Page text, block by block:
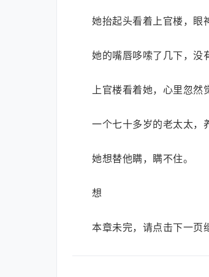
她抬起头看着上官楼，眼
她的嘴唇哆嗦了几下，没
上官楼看着她，心里忽然
一个七十多岁的老太太，
她想替他瞒，瞒不住。
想
本章未完，请点击下一页